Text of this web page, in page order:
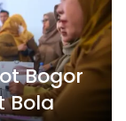
Bogor
Bola